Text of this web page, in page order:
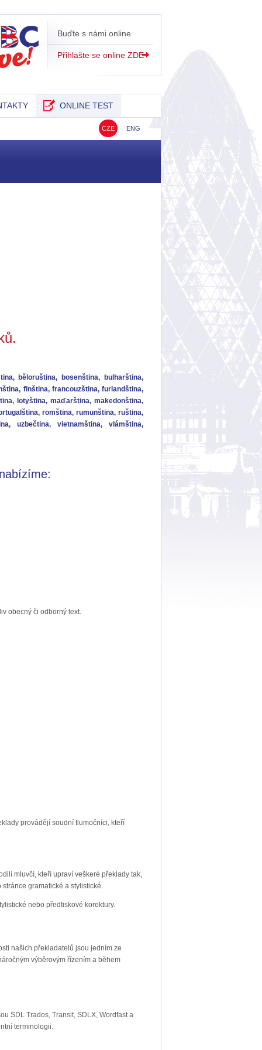
Buďte s námi online
Přihlašte se online ZDE
ONLINE TEST
CZE ENG
běloruština, bosenština, bulharština,
finština, francouzština, furlandština,
lotyština, maďarština, makedonština,
romština, rumunština, ruština,
uzbečtina, vietnamština, vlámština,
obecný či odborný text.
provádějí soudní tlumočníci, kteří
mluvčí, kteří upraví veškeré překlady tak,
gramatické a stylistické.
nebo předtiskové korektury.
našich překladatelů jsou jedním ze
výběrovým řízením a během
SDL Trados, Transit, SDLX, Wordfast a
terminologii.